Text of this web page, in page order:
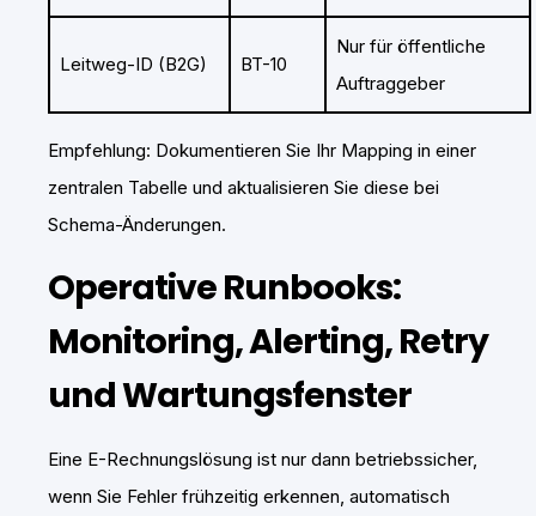
Leitweg-ID (B2G) BT-10
Nur für öffentliche
Auftraggeber
Empfehlung: Dokumentieren Sie Ihr Mapping in einer
zentralen Tabelle und aktualisieren Sie diese bei
Schema-Änderungen.
Operative Runbooks:
Monitoring, Alerting, Retry
und Wartungsfenster
Eine E-Rechnungslösung ist nur dann betriebssicher,
wenn Sie Fehler frühzeitig erkennen, automatisch